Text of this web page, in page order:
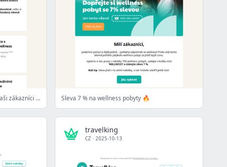
Nejoblíbenější pobyty 💚 Kam se naši zákazníci těší nejvíce? Sleva 7 % na wellness pobyty 🔥
travelking
CZ · 2025-10-13